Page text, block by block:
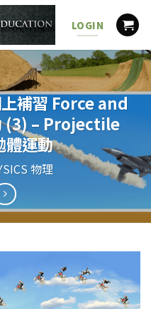
LOGIN
補習 Force and
(3) – Projectile
運動
物理